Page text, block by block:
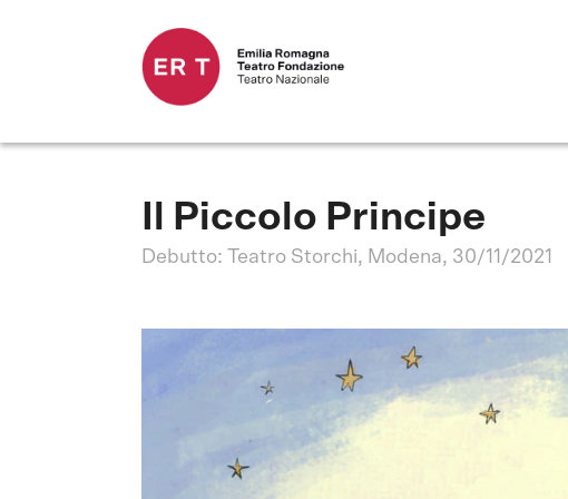
Il Piccolo Principe
Debutto: Teatro Storchi, Modena, 30/11/2021